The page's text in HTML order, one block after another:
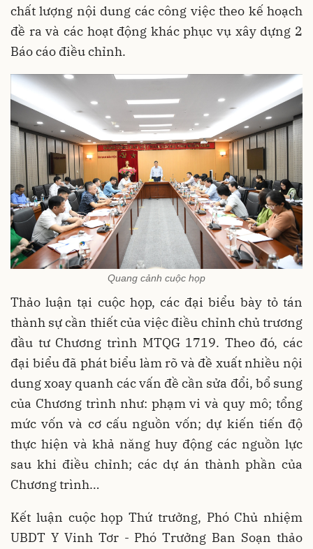
chất lượng nội dung các công việc theo kế hoạch
đề ra và các hoạt động khác phục vụ xây dựng 2
Báo cáo điều chỉnh.
Quang cảnh cuộc họp
Thảo luận tại cuộc họp, các đại biểu bày tỏ tán
thành sự cần thiết của việc điều chỉnh chủ trương
đầu tư Chương trình MTQG 1719. Theo đó, các
đại biểu đã phát biểu làm rõ và đề xuất nhiều nội
dung xoay quanh các vấn đề cần sửa đổi, bổ sung
của Chương trình như: phạm vi và quy mô; tổng
mức vốn và cơ cấu nguồn vốn; dự kiến tiến độ
thực hiện và khả năng huy động các nguồn lực
sau khi điều chỉnh; các dự án thành phần của
Chương trình…
Kết luận cuộc họp Thứ trưởng, Phó Chủ nhiệm
UBDT Y Vinh Tơr - Phó Trưởng Ban Soạn thảo